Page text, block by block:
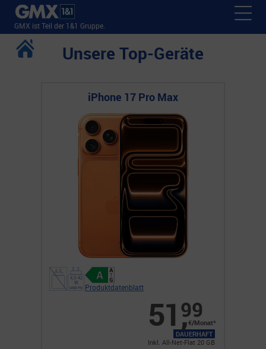
GMX ist Teil der 1&1 Gruppe.
Unsere Top-Geräte
iPhone 17 Pro Max
Produktdatenblatt
51,
99
€/Monat*
DAUERHAFT
Inkl. All-Net-Flat 20 GB